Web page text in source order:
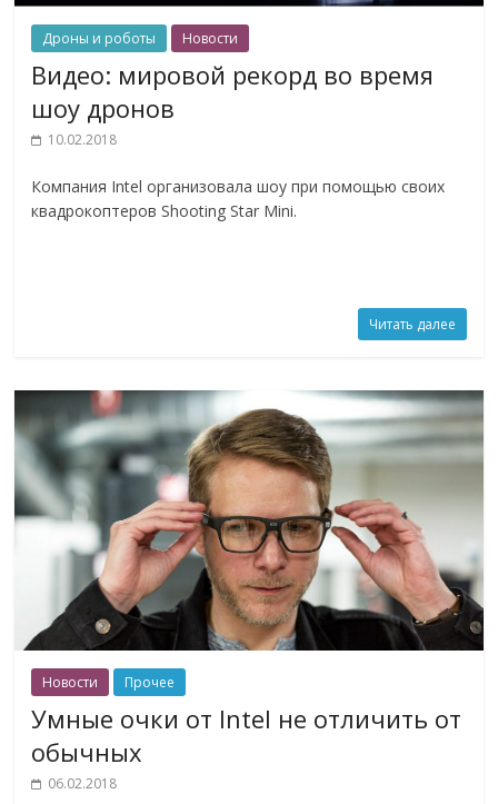
Дроны и роботы Новости
Видео: мировой рекорд во время
шоу дронов
10.02.2018
Компания Intel организовала шоу при помощью своих
квадрокоптеров Shooting Star Mini.
Читать далее
Новости Прочее
Умные очки от Intel не отличить от
обычных
06.02.2018